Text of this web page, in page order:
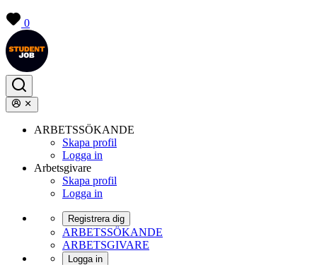
0
ARBETSSÖKANDE
Skapa profil
Logga in
Arbetsgivare
Skapa profil
Logga in
Registrera dig
ARBETSSÖKANDE
ARBETSGIVARE
Logga in